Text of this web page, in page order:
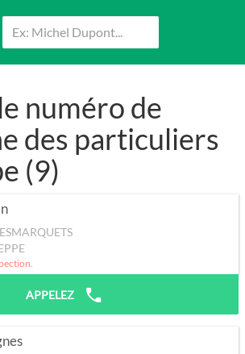
numéro de
des particuliers
(9)
APPELEZ